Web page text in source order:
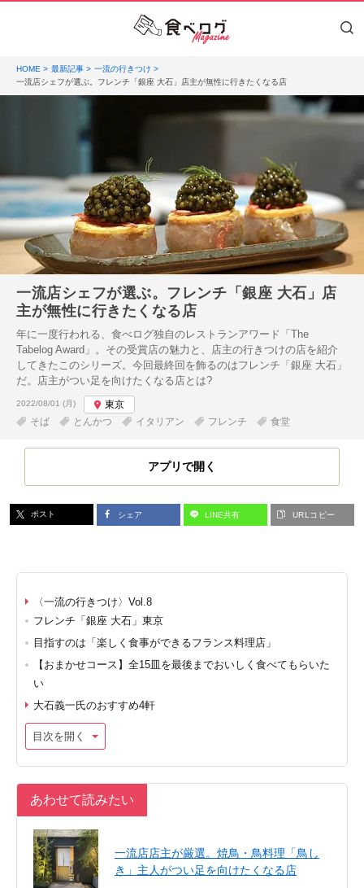
HOME 最新記事
一流の行きつけ
一流店シェフが選ぶ。フレンチ「銀座 大石」店主が無性に行きたくなる店
一流店シェフが選ぶ。フレンチ「銀座 大石」店
主が無性に行きたくなる店
年に一度行われる、食べログ独自のレストランアワード「The
Tabelog Award」。その受賞店の魅力と、店主の行きつけの店を紹介
してきたこのシリーズ。今回最終回を飾るのはフレンチ「銀座 大石」
だ。店主がつい足を向けたくなる店とは?
投稿日:
2022/08/01 (月)
東京
そば
とんかつ イタリアン フレンチ 食堂
アプリで開く
ポスト シェア LINE共有 URLコピー
〈一流の行きつけ〉Vol.8
フレンチ「銀座 大石」東京
目指すのは「楽しく食事ができるフランス料理店」
【おまかせコース】全15皿を最後までおいしく食べてもらいた
い
大石義一氏のおすすめ4軒
目次を開く
あわせて読みたい
一流店店主が厳選。焼鳥・鳥料理「鳥し
き」主人がつい足を向けたくなる店